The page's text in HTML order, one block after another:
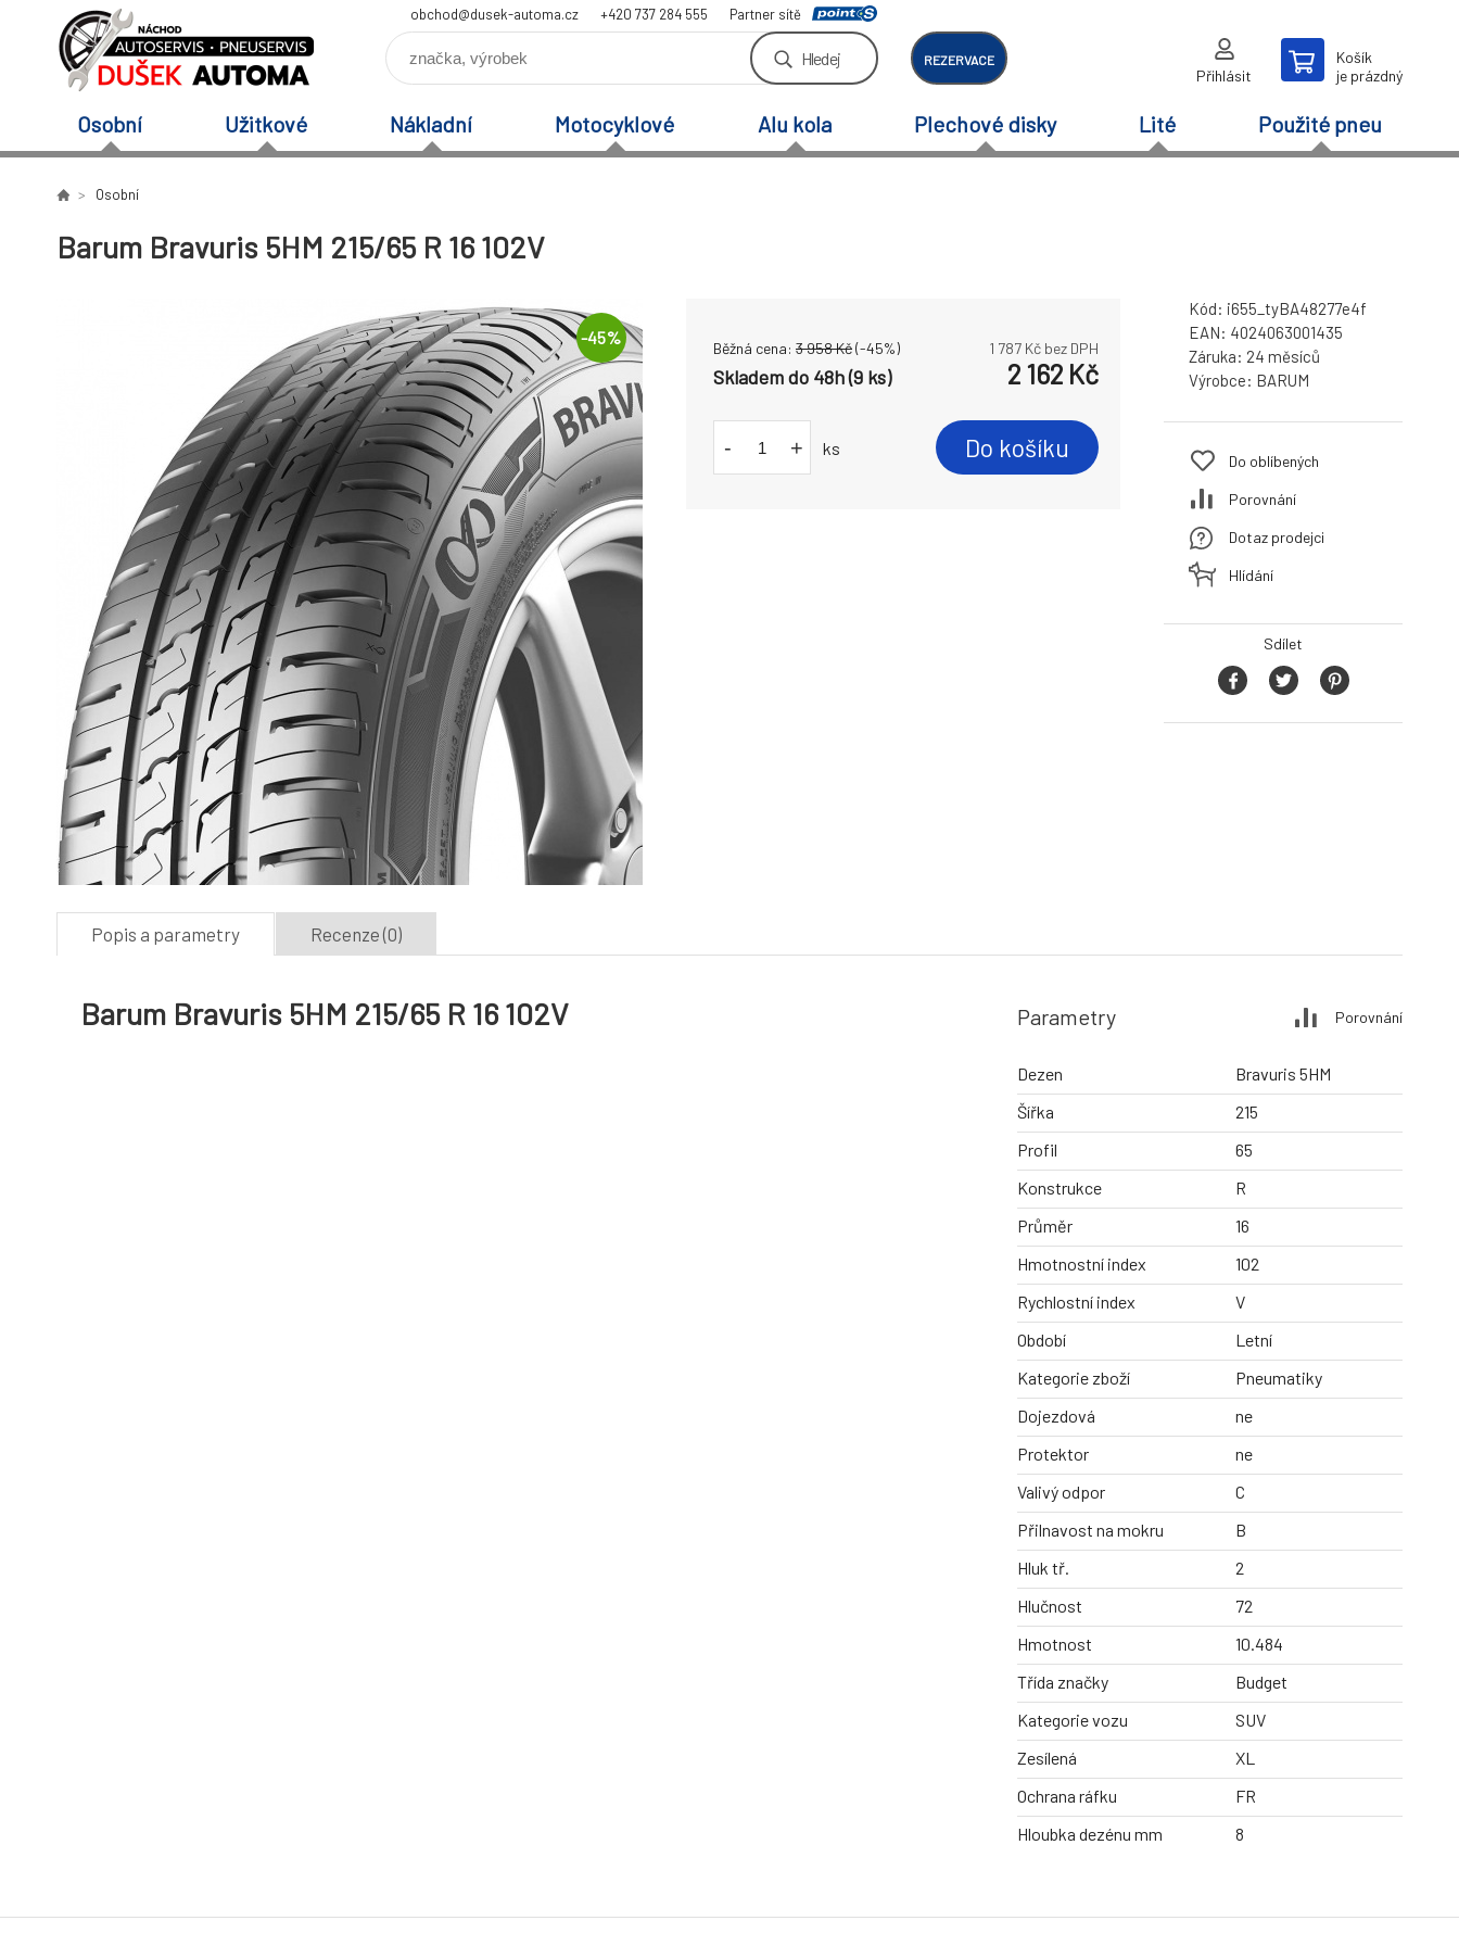
obchod@dusek-automa.cz +420 737 284 555 Partner sítě
Hledej REZERVACE
Přihlásit
Košík
je prázdný
Osobní Užitkové Nákladní Motocyklové Alu kola Plechové disky Lité Použité pneu
Osobní
Barum Bravuris 5HM 215/65 R 16 102V
-45%
Běžná cena: 3 958Kč(-45%) 1 787 Kč bez DPH
Skladem do 48h (9 ks) 2 162 Kč
- + ks Do košíku
Kód: i655_tyBA48277e4f
EAN: 4024063001435
Záruka: 24 měsíců
Výrobce: BARUM
Do oblíbených
Porovnání
Dotaz prodejci
Hlídání
Sdílet
Popis a parametry Recenze (0)
Barum Bravuris 5HM 215/65 R 16 102V Parametry Porovnání
Dezen
Bravuris 5HM
Šířka
215
Profil
65
Konstrukce
R
Průměr
16
Hmotnostní index
102
Rychlostní index
V
Období
Letní
Kategorie zboží
Pneumatiky
Dojezdová
ne
Protektor
ne
Valivý odpor
C
Přilnavost na mokru
B
Hluk tř.
2
Hlučnost
72
Hmotnost
10.484
Třída značky
Budget
Kategorie vozu
SUV
Zesílená
XL
Ochrana ráfku
FR
Hloubka dezénu mm
8